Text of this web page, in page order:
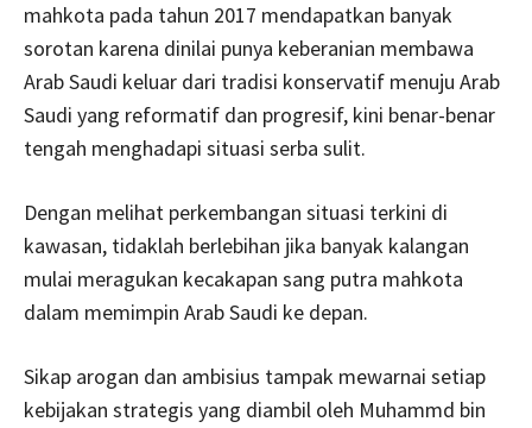
mahkota pada tahun 2017 mendapatkan banyak
sorotan karena dinilai punya keberanian membawa
Arab Saudi keluar dari tradisi konservatif menuju Arab
Saudi yang reformatif dan progresif, kini benar-benar
tengah menghadapi situasi serba sulit.
Dengan melihat perkembangan situasi terkini di
kawasan, tidaklah berlebihan jika banyak kalangan
mulai meragukan kecakapan sang putra mahkota
dalam memimpin Arab Saudi ke depan.
Sikap arogan dan ambisius tampak mewarnai setiap
kebijakan strategis yang diambil oleh Muhammd bin